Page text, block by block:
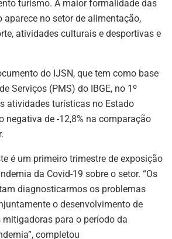
turismo. A maior formalidade das
aparece no setor de alimentação,
atividades culturais e desportivas e
do IJSN, que tem como base
Serviços (PMS) do IBGE, no 1º
atividades turísticas no Estado
negativa de -12,8% na comparação
é um primeiro trimestre de exposição
da Covid-19 sobre o setor. “Os
diagnosticarmos os problemas
o desenvolvimento de
para o período da
completou